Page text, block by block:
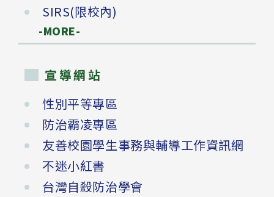
SIRS(限校內)
-MORE-
宣導網站
性別平等專區
防治霸凌專區
友善校園學生事務與輔導工作資訊網
不迷小紅書
台灣自殺防治學會